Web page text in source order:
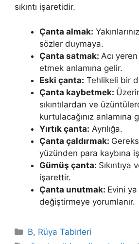
sıkıntı işaretidir.
Çanta almak:
sözler duymaya.
Çanta satmak: Acı
etmek anlamına gelir.
Eski çanta: Tehlikeli bir
Çanta kaybetmek:
sıkıntılardan ve
kurtulacağınız anlamına
Yırtık çanta: Ayrılığa.
Çanta çaldırmak:
yüzünden para kaybına
Gümüş çanta: Sıkıntıya
işarettir.
Çanta unutmak: Evini
değiştirmeye yorumlanır.
Kategoriler
B, Rüya Tabirleri